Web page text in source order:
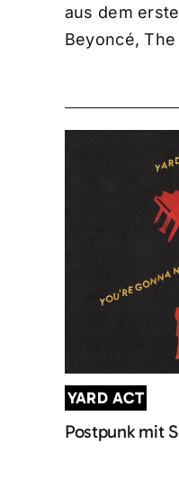
aus dem
Beyoncé,
YARD ACT
Postpunk mit